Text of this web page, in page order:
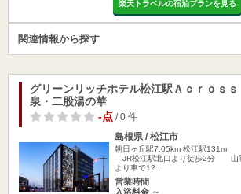
楽天トラベルの宿泊プランを見る
関連情報から探す
グリーンリッチホテル松江駅Ａｃｒｏｓ
泉・二股湯の華
-点/ 0 件
島根県 / 松江市
朝日ヶ丘駅7.05km 松江駅131m
JR松江駅北口より徒歩2分 山
より車で12…
営業時間
入浴料金 ～